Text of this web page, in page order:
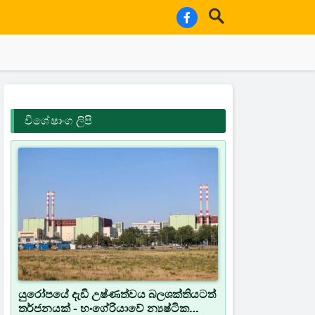
විශේෂාංග ලිපි
යුරෝපයේ දැඩි උෂ්ණත්වය බලශක්තියටත්
තර්ජනයක් - හංගේරියාවේ න්‍යෂ්ටික